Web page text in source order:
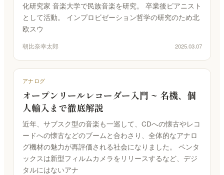
環境キャプチャー
ルームトーン実測｜環境に最適化して自動整音
録音設計シミュレーター｜無指向 A/B・残響・反射
KUON FIELD
マイキング一致率｜2D/3D で音場を予測
KUON ANALYZER
オーディオアナライザー｜LUFS・スペクトラム・8
KUON MONTAGE
クラシックのテイク編集｜いちばん良い部分を縫い
合わせる
化研究家 音楽大学で民族音楽を研究。 卒業後ピアニスト
として活動。 インプロビゼーション哲学の研究のため北
欧スウ
朝比奈幸太郎 2025.03.07
アナログ
オープンリールレコーダー入門 ~ 名機、個
人輸入まで徹底解説
近年、サブスク型の音楽も一巡して、CDへの懐古やレコ
ードへの懐古などのブームと合わさり、全体的なアナロ
グ機材の魅力が再評価される社会になりました。 ペンタ
ックスは新型フィルムカメラをリリースするなど、デジ
タルにはないアナ